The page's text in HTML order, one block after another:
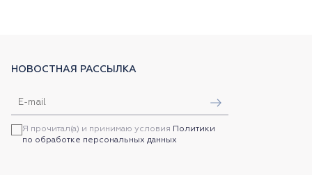
НОВОСТНАЯ РАССЫЛКА
Я прочитал(а) и принимаю условия Политики
по обработке персональных данных